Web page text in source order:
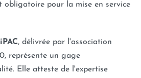
obligatoire pour la mise en service
, délivrée par l'association
représente un gage
Elle atteste de l'expertise